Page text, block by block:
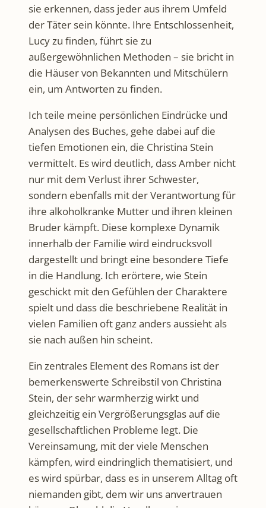
sie erkennen, dass jeder aus ihrem Umfeld
der Täter sein könnte. Ihre Entschlossenheit,
Lucy zu finden, führt sie zu
außergewöhnlichen Methoden – sie bricht in
die Häuser von Bekannten und Mitschülern
ein, um Antworten zu finden.
Ich teile meine persönlichen Eindrücke und
Analysen des Buches, gehe dabei auf die
tiefen Emotionen ein, die Christina Stein
vermittelt. Es wird deutlich, dass Amber nicht
nur mit dem Verlust ihrer Schwester,
sondern ebenfalls mit der Verantwortung für
ihre alkoholkranke Mutter und ihren kleinen
Bruder kämpft. Diese komplexe Dynamik
innerhalb der Familie wird eindrucksvoll
dargestellt und bringt eine besondere Tiefe
in die Handlung. Ich erörtere, wie Stein
geschickt mit den Gefühlen der Charaktere
spielt und dass die beschriebene Realität in
vielen Familien oft ganz anders aussieht als
sie nach außen hin scheint.
Ein zentrales Element des Romans ist der
bemerkenswerte Schreibstil von Christina
Stein, der sehr warmherzig wirkt und
gleichzeitig ein Vergrößerungsglas auf die
gesellschaftlichen Probleme legt. Die
Vereinsamung, mit der viele Menschen
kämpfen, wird eindringlich thematisiert, und
es wird spürbar, dass es in unserem Alltag oft
niemanden gibt, dem wir uns anvertrauen